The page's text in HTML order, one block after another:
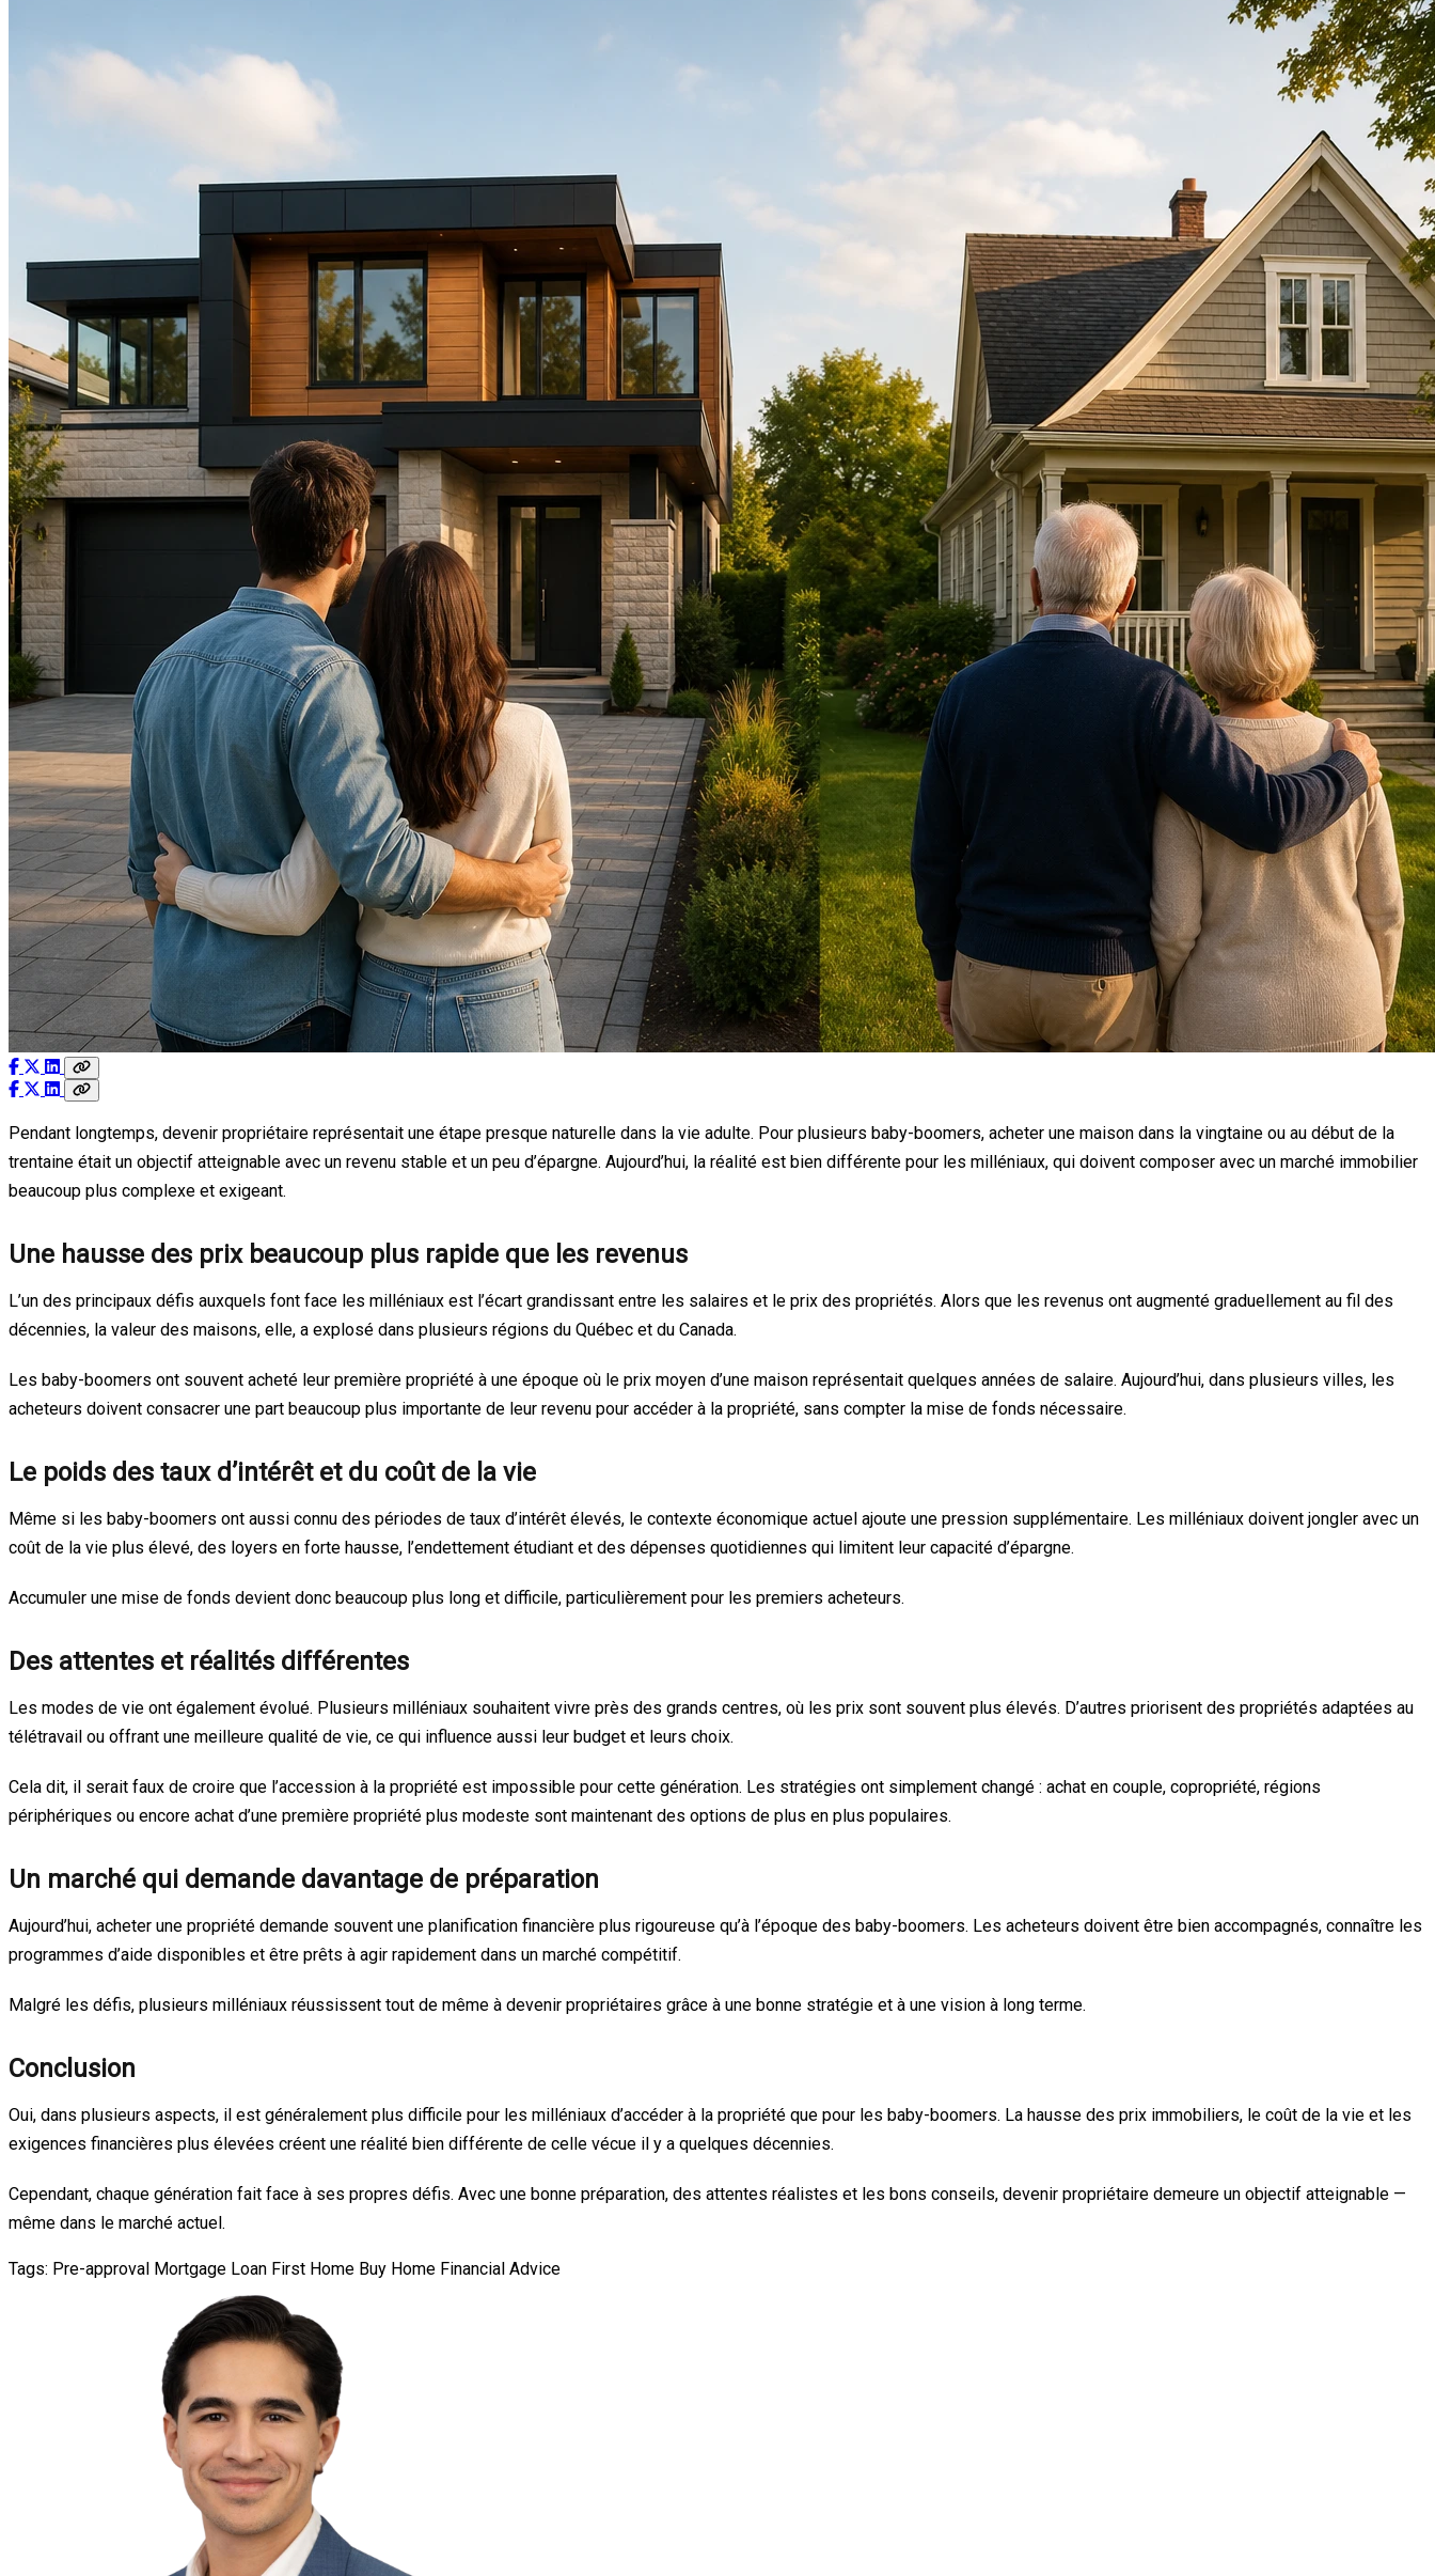
Pendant longtemps, devenir propriétaire représentait une étape presque naturelle dans la vie adulte. Pour plusieurs baby-boomers, acheter une maison dans la vingtaine ou au début de la
trentaine était un objectif atteignable avec un revenu stable et un peu d’épargne. Aujourd’hui, la réalité est bien différente pour les milléniaux, qui doivent composer avec un marché immobilier
beaucoup plus complexe et exigeant.
Une hausse des prix beaucoup plus rapide que les revenus
L’un des principaux défis auxquels font face les milléniaux est l’écart grandissant entre les salaires et le prix des propriétés. Alors que les revenus ont augmenté graduellement au fil des
décennies, la valeur des maisons, elle, a explosé dans plusieurs régions du Québec et du Canada.
Les baby-boomers ont souvent acheté leur première propriété à une époque où le prix moyen d’une maison représentait quelques années de salaire. Aujourd’hui, dans plusieurs villes, les
acheteurs doivent consacrer une part beaucoup plus importante de leur revenu pour accéder à la propriété, sans compter la mise de fonds nécessaire.
Le poids des taux d’intérêt et du coût de la vie
Même si les baby-boomers ont aussi connu des périodes de taux d’intérêt élevés, le contexte économique actuel ajoute une pression supplémentaire. Les milléniaux doivent jongler avec un
coût de la vie plus élevé, des loyers en forte hausse, l’endettement étudiant et des dépenses quotidiennes qui limitent leur capacité d’épargne.
Accumuler une mise de fonds devient donc beaucoup plus long et difficile, particulièrement pour les premiers acheteurs.
Des attentes et réalités différentes
Les modes de vie ont également évolué. Plusieurs milléniaux souhaitent vivre près des grands centres, où les prix sont souvent plus élevés. D’autres priorisent des propriétés adaptées au
télétravail ou offrant une meilleure qualité de vie, ce qui influence aussi leur budget et leurs choix.
Cela dit, il serait faux de croire que l’accession à la propriété est impossible pour cette génération. Les stratégies ont simplement changé : achat en couple, copropriété, régions
périphériques ou encore achat d’une première propriété plus modeste sont maintenant des options de plus en plus populaires.
Un marché qui demande davantage de préparation
Aujourd’hui, acheter une propriété demande souvent une planification financière plus rigoureuse qu’à l’époque des baby-boomers. Les acheteurs doivent être bien accompagnés, connaître les
programmes d’aide disponibles et être prêts à agir rapidement dans un marché compétitif.
Malgré les défis, plusieurs milléniaux réussissent tout de même à devenir propriétaires grâce à une bonne stratégie et à une vision à long terme.
Conclusion
Oui, dans plusieurs aspects, il est généralement plus difficile pour les milléniaux d’accéder à la propriété que pour les baby-boomers. La hausse des prix immobiliers, le coût de la vie et les
exigences financières plus élevées créent une réalité bien différente de celle vécue il y a quelques décennies.
Cependant, chaque génération fait face à ses propres défis. Avec une bonne préparation, des attentes réalistes et les bons conseils, devenir propriétaire demeure un objectif atteignable —
même dans le marché actuel.
Tags: Pre-approval Mortgage Loan First Home Buy Home Financial Advice